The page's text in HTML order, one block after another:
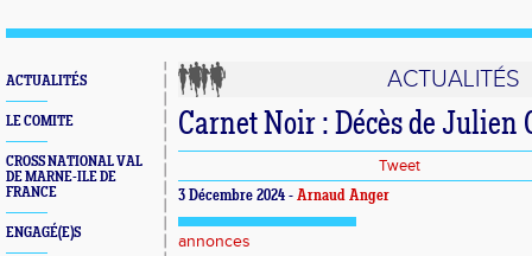
ACTUALITÉS
LE COMITE
CROSS NATIONAL VAL
DE MARNE-ILE DE
FRANCE
ENGAGÉ(E)S
ACTUALITÉS
Carnet Noir : Décès de Julien
Tweet
3 Décembre 2024 - Arnaud Anger
annonces